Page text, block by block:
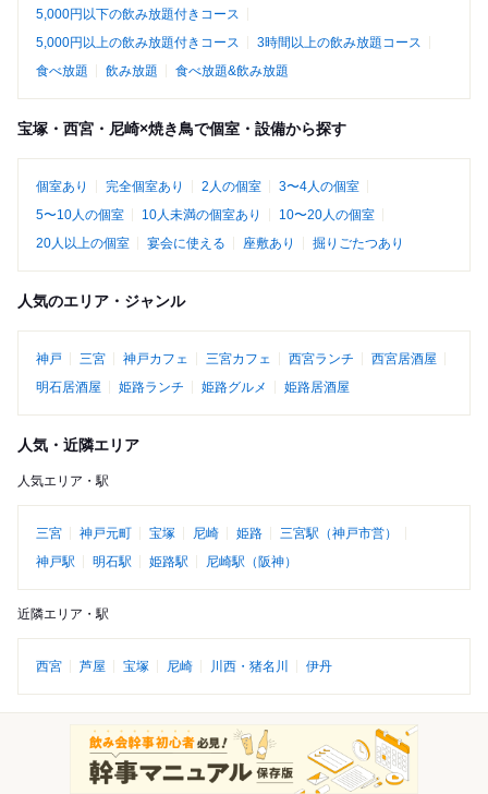
5,000円以下の飲み放題付きコース
5,000円以上の飲み放題付きコース
3時間以上の飲み放題コース
食べ放題
飲み放題 食べ放題&飲み放題
宝塚・西宮・尼崎×焼き鳥で個室・設備から探す
個室あり 完全個室あり 2人の個室
3〜4人の個室
5〜10人の個室
10人未満の個室あり
10〜20人の個室
20人以上の個室
宴会に使える 座敷あり 掘りごたつあり
人気のエリア・ジャンル
神戸 三宮 神戸カフェ 三宮カフェ 西宮ランチ
西宮居酒屋
明石居酒屋
姫路ランチ 姫路グルメ 姫路居酒屋
人気・近隣エリア
人気エリア・駅
三宮 神戸元町 宝塚 尼崎 姫路
三宮駅（神戸市営）
神戸駅
明石駅 姫路駅 尼崎駅（阪神）
近隣エリア・駅
西宮 芦屋 宝塚 尼崎 川西・猪名川 伊丹